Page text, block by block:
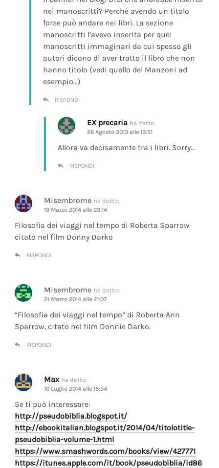
nei manoscritti? Perchè avendo un titolo
forse può andare nei libri. La sezione
manoscritti l’avevo inserita per quei
manoscritti immaginari da cui spesso gli
autori dicono di aver tratto il libro che non
hanno titolo (vedi quello del Manzoni ad
esempio…)
RISPONDI
EX precaria ha detto:
26 Agosto 2013 alle 13:51
Allora va decisamente tra i libri. Sorry…
RISPONDI
Misembrome ha detto:
19 Marzo 2014 alle 23:14
Filosofia dei viaggi nel tempo di Roberta Sparrow
citato nel film Donny Darko
RISPONDI
Misembrome ha detto:
21 Marzo 2014 alle 21:07
“Filosofia dei viaggi nel tempo” di Roberta Ann
Sparrow, citato nel film Donnie Darko.
RISPONDI
Max ha detto:
10 Luglio 2014 alle 15:34
Se ti può interessare:
http://pseudobiblia.blogspot.it/
http://ebookitalian.blogspot.it/2014/04/titolotitle-
pseudobiblia-volume-1.html
https://www.smashwords.com/books/view/427771
https://itunes.apple.com/it/book/pseudobiblia/id86